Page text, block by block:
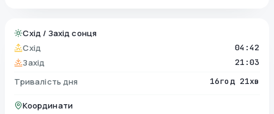
Схід / Захід сонця
Схід
04:42
Захід 21:03
Тривалість дня 16год 21хв
Координати